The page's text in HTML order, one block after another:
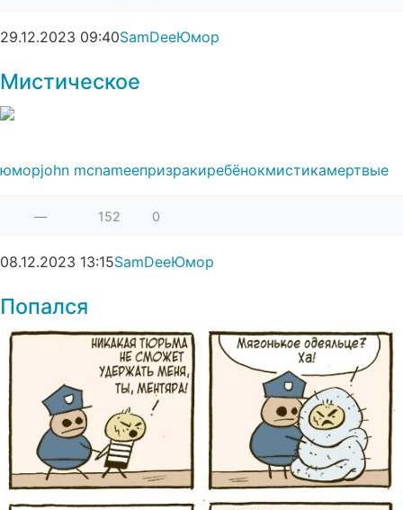
29.12.2023 09:40SamDeeЮмор
Мистическое
юморjohn mcnameeпризракиребёнокмистикамертвые
— 152 0
08.12.2023 13:15SamDeeЮмор
Попался